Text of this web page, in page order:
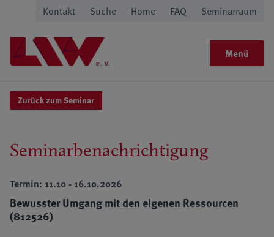
Kontakt Suche Home FAQ Seminarraum
Menü
Zurück zum Seminar
Seminarbenachrichtigung
Termin: 11.10 - 16.10.2026
Bewusster Umgang mit den eigenen Ressourcen
(812526)